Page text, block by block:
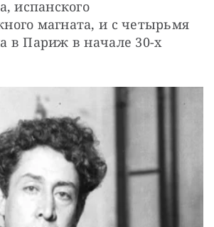
испанского
магната, и с четырьмя
в Париж в начале 30-х